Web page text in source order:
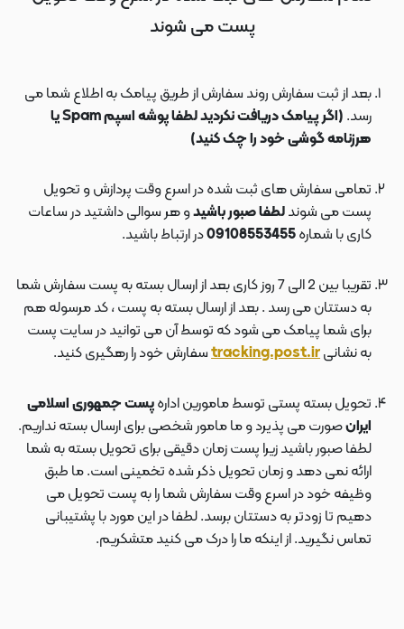
پست می شوند
بعد از ثبت سفارش روند سفارش از طریق پیامک به اطلاع شما می
رسد.
(اگر پیامک دریافت نکردید لطفا پوشه اسپم Spam یا
هرزنامه گوشی خود را چک کنید)
تمامی سفارش های ثبت شده در اسرع وقت پردازش و تحویل
پست می شوندلطفا صبور باشیدو هر سوالی داشتید در ساعات
کاری با شماره
در ارتباط باشید.
تقریبا بین 2 الی 7 روز کاری بعد از ارسال بسته به پست سفارش شما
به دستتان می رسد . بعد از ارسال بسته به پست ، کد مرسوله هم
برای شما پیامک می شود که توسط آن می توانید در سایت پست
به نشانیtracking.post.irسفارش خود را رهگیری کنید.
تحویل بسته پستی توسط مامورین ادارهپست جمهوری اسلامی
ایرانصورت می پذیرد و ما مامور شخصی برای ارسال بسته نداریم.
لطفا صبور باشید زیرا پست زمان دقیقی برای تحویل بسته به شما
ارائه نمی دهد و زمان تحویل ذکر شده تخمینی است. ما طبق
وظیفه خود در اسرع وقت سفارش شما را به پست تحویل می
دهیم تا زودتر به دستتان برسد. لطفا در این مورد با پشتیبانی
تماس نگیرید. از اینکه ما را درک می کنید متشکریم.